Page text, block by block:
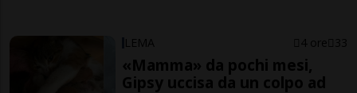
LEMA 4 ore 33
«Mamma» da pochi mesi,
Gipsy uccisa da un colpo ad